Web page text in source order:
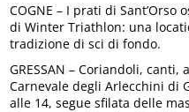
COGNE – I prati di
di Winter Triathlon: una
tradizione di sci di fondo.
GRESSAN – Coriandoli,
Carnevale degli Arlecchini di
alle 14, segue sfilata delle